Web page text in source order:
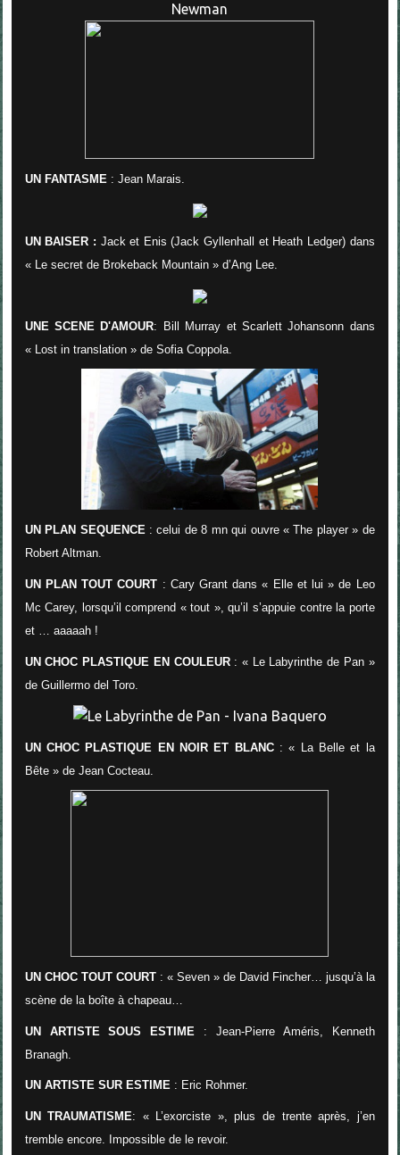
UN FANTASME : Jean Marais.
UN BAISER : Jack et Enis (Jack Gyllenhall et Heath Ledger) dans
« Le secret de Brokeback Mountain » d’Ang Lee.
UNE SCENE D'AMOUR: Bill Murray et Scarlett Johansonn dans
« Lost in translation » de Sofia Coppola.
UN PLAN SEQUENCE : celui de 8 mn qui ouvre « The player » de
Robert Altman.
UN PLAN TOUT COURT : Cary Grant dans « Elle et lui » de Leo
Mc Carey, lorsqu’il comprend « tout », qu’il s’appuie contre la porte
et … aaaaah !
UN CHOC PLASTIQUE EN COULEUR : « Le Labyrinthe de Pan »
de Guillermo del Toro.
UN CHOC PLASTIQUE EN NOIR ET BLANC : « La Belle et la
Bête » de Jean Cocteau.
UN CHOC TOUT COURT : « Seven » de David Fincher… jusqu’à la
scène de la boîte à chapeau…
UN ARTISTE SOUS ESTIME
: Jean-Pierre Améris, Kenneth
Branagh.
UN ARTISTE SUR ESTIME : Eric Rohmer.
UN TRAUMATISME: « L’exorciste », plus de trente après, j’en
tremble encore. Impossible de le revoir.